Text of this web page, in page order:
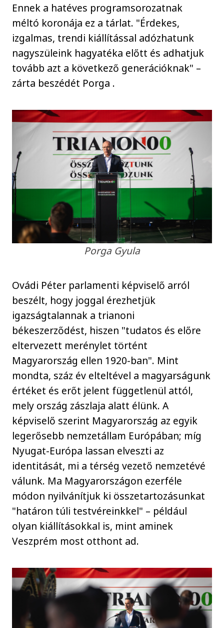
Ennek a hatéves programsorozatnak
méltó koronája ez a tárlat. "Érdekes,
izgalmas, trendi kiállítással adózhatunk
nagyszüleink hagyatéka előtt és adhatjuk
tovább azt a következő generációknak" –
zárta beszédét Porga .
Porga Gyula
Ovádi Péter parlamenti képviselő arról
beszélt, hogy joggal érezhetjük
igazságtalannak a trianoni
békeszerződést, hiszen "tudatos és előre
eltervezett merénylet történt
Magyarország ellen 1920-ban". Mint
mondta, száz év elteltével a magyarságunk
értéket és erőt jelent függetlenül attól,
mely ország zászlaja alatt élünk. A
képviselő szerint Magyarország az egyik
legerősebb nemzetállam Európában; míg
Nyugat-Európa lassan elveszti az
identitását, mi a térség vezető nemzetévé
válunk. Ma Magyarországon ezerféle
módon nyilvánítjuk ki összetartozásunkat
"határon túli testvéreinkkel" – például
olyan kiállításokkal is, mint aminek
Veszprém most otthont ad.